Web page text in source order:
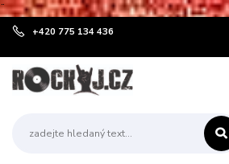
¨
+420 775 134 436